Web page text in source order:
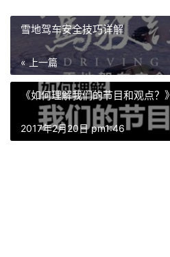
雪地驾车安全技巧详解
« 上一篇
《如何理解我们的节目和观点？》
2017年2月20日 pm1:46